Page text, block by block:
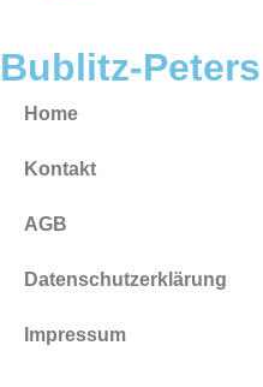
Bublitz-Peters
Home
Kontakt
AGB
Datenschutzerklärung
Impressum